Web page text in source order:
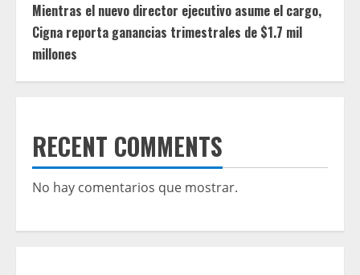
Mientras el nuevo director ejecutivo asume el cargo,
Cigna reporta ganancias trimestrales de $1.7 mil
millones
RECENT COMMENTS
No hay comentarios que mostrar.